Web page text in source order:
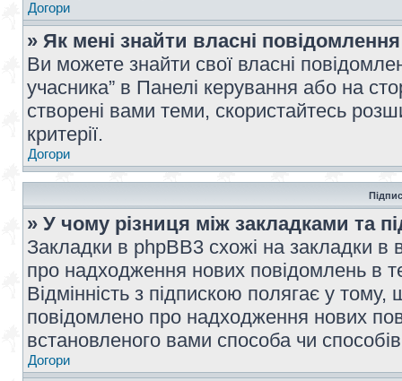
Догори
» Як мені знайти власні
Ви можете знайти свої власні
учасника” в Панелі керування або на
створені вами теми, скористайтесь
критерії.
Догори
» У чому різниця між закладками та
Закладки в phpBB3 схожі на закладки
про надходження нових повідомлень в
Відмінність з підпискою полягає у
повідомлено про надходження нових
встановленого вами способа чи
Догори